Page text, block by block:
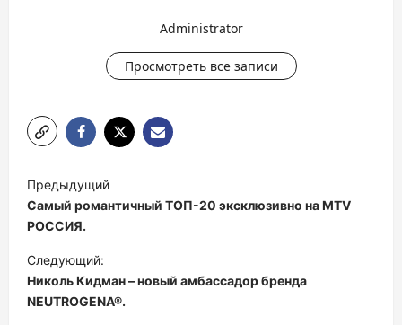
Administrator
Просмотреть все записи
а
в
и
г
а
Предыдущий
Самый романтичный ТОП-20 эксклюзивно на MTV
РОССИЯ.
Следующий:
Николь Кидман – новый амбассадор бренда
NEUTROGENA®.